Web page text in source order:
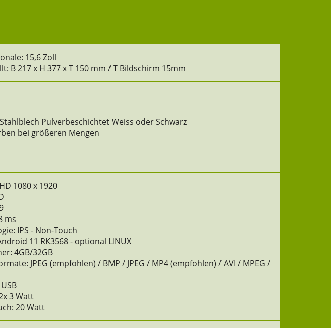
15,6 Zoll
B 217 x H 377 x T 150 mm / T Bildschirm 15mm
Pulverbeschichtet Weiss oder Schwarz
bei größeren Mengen
1080 x 1920
ms
IPS - Non-Touch
11 RK3568 - optional LINUX
4GB/32GB
JPEG (empfohlen) / BMP / JPEG / MP4 (empfohlen) / AVI / MPEG /
3 Watt
20 Watt